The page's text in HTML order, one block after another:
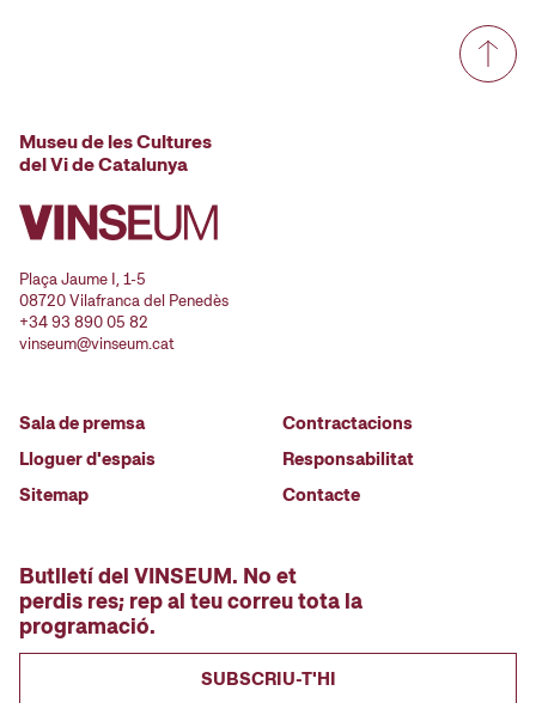
Museu de les Cultures
del Vi de Catalunya
Plaça Jaume I, 1-5
08720 Vilafranca del Penedès
+34 93 890 05 82
vinseum@vinseum.cat
Sala de premsa
Lloguer d'espais
Sitemap
Contractacions
Responsabilitat
Contacte
Butlletí del VINSEUM. No et
perdis res; rep al teu correu tota la
programació.
SUBSCRIU-T'HI